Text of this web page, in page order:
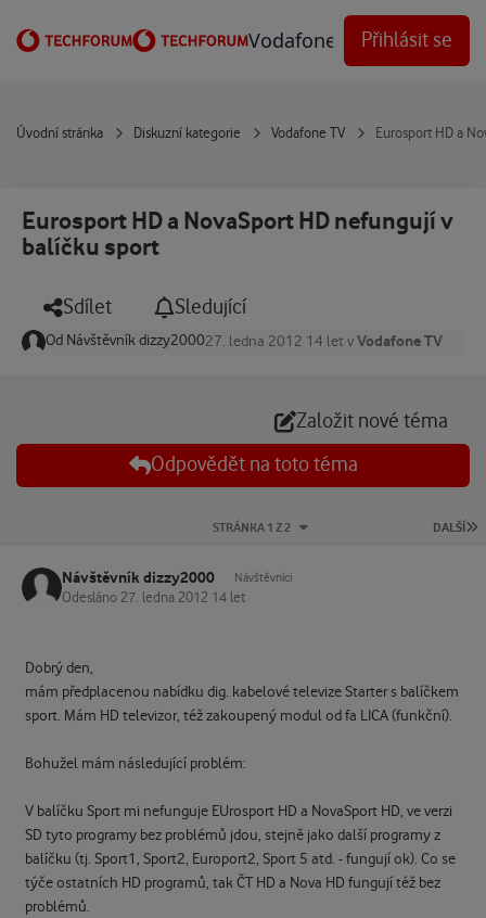
Vodafone Techforum
Přihlásit se
Úvodní stránka Diskuzní kategorie Vodafone TV Eurosport HD a
Eurosport HD a NovaSport HD nefungují v
balíčku sport
Sdílet Sledující
Od Návštěvník dizzy200027. ledna 2012 14 let vVodafone TV
Založit nové téma
Odpovědět na toto téma
DALŠÍ
STRÁNKA 1 Z 2
Návštěvník dizzy2000 Návštěvníci
Odesláno 27. ledna 2012 14 let
Dobrý den,
mám předplacenou nabídku dig. kabelové televize Starter s balíčkem
sport. Mám HD televizor, též zakoupený modul od fa LICA (funkční).
Bohužel mám následující problém:
V balíčku Sport mi nefunguje EUrosport HD a NovaSport HD, ve verzi
SD tyto programy bez problémů jdou, stejně jako další programy z
balíčku (tj. Sport1, Sport2, Europort2, Sport 5 atd. - fungují ok). Co se
týče ostatních HD programů, tak ČT HD a Nova HD fungují též bez
problémů.